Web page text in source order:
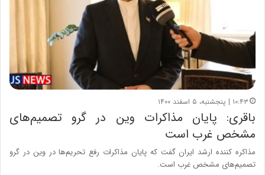
۱۰:۴۳ | پنجشنبه، ۵ اسفند ۱۴۰۰
باقری: پایان مذاکرات وین در گرو تصمیم‌های
مشخص غرب است
مذاکره کننده ارشد ایران گفت که پایان مذاکرات رفع تحریم‌ها در وین در گرو
تصمیم‌های مشخص غرب است.